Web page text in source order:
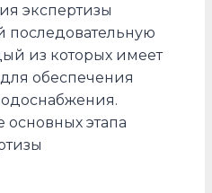
экспертизы
последовательную
из которых имеет
обеспечения
этапа